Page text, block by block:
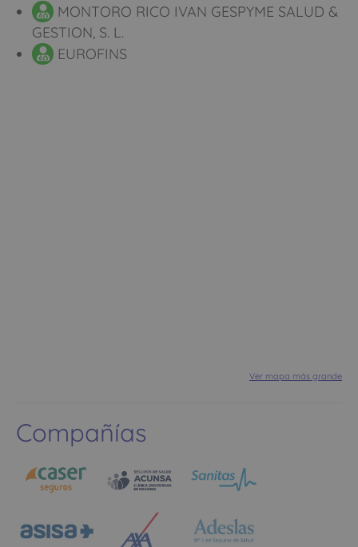
MONTORO RICO IVAN GESPYME SALUD &
GESTION, S. L.
EUROFINS
Ver mapa más grande
Compañías